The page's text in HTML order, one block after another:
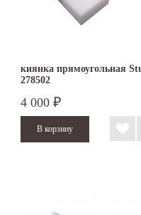
киянка прямоугольная
278502
4 000 ₽